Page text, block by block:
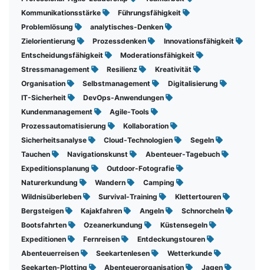
Kommunikationsstärke
Führungsfähigkeit
Problemlösung
analytisches-Denken
Zielorientierung
Prozessdenken
Innovationsfähigkeit
Entscheidungsfähigkeit
Moderationsfähigkeit
Stressmanagement
Resilienz
Kreativität
Organisation
Selbstmanagement
Digitalisierung
IT-Sicherheit
DevOps-Anwendungen
Kundenmanagement
Agile-Tools
Prozessautomatisierung
Kollaboration
Sicherheitsanalyse
Cloud-Technologien
Segeln
Tauchen
Navigationskunst
Abenteuer-Tagebuch
Expeditionsplanung
Outdoor-Fotografie
Naturerkundung
Wandern
Camping
Wildnisüberleben
Survival-Training
Klettertouren
Bergsteigen
Kajakfahren Angeln
Schnorcheln
Bootsfahrten
Ozeanerkundung
Küstensegeln
Expeditionen
Fernreisen
Entdeckungstouren
Abenteuerreisen
Seekartenlesen
Wetterkunde
Seekarten-Plotting
Abenteuerorganisation
Jagen